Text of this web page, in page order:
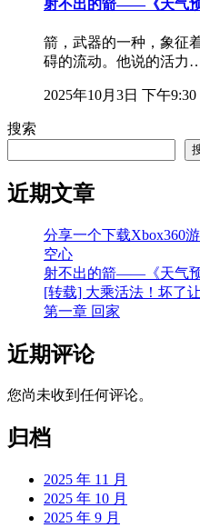
射不出的箭——《天气预
箭，武器的一种，象征
碍的流动。他说的活力
2025年10月3日 下午9:30
搜索
近期文章
分享一个下载Xbox360
空心
射不出的箭——《天气预
[转载] 大乘活法！坏了
第一章 回家
近期评论
您尚未收到任何评论。
归档
2025 年 11 月
2025 年 10 月
2025 年 9 月